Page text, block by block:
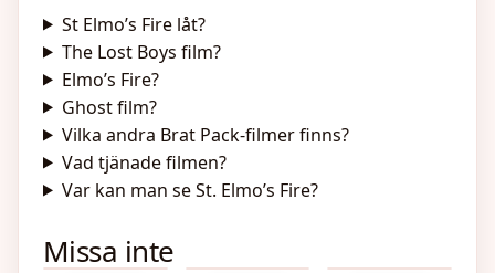
St Elmo’s Fire låt?
The Lost Boys film?
Elmo’s Fire?
Ghost film?
Vilka andra Brat Pack-filmer finns?
Vad tjänade filmen?
Var kan man se St. Elmo’s Fire?
Missa inte
Auzière-
Jourdan: